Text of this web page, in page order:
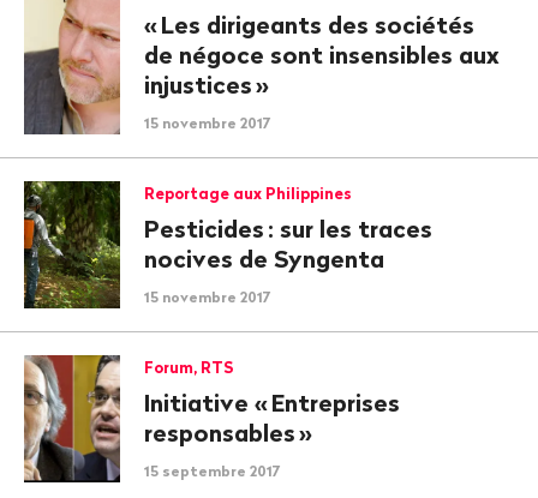
«Les dirigeants des sociétés
de négoce sont insensibles aux
injustices»
15 novembre 2017
Reportage aux Philippines
Pesticides : sur les traces
nocives de Syngenta
15 novembre 2017
Forum, RTS
Initiative «Entreprises
responsables»
15 septembre 2017